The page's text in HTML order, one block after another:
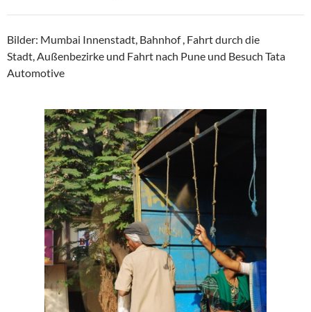
Bilder: Mumbai Innenstadt, Bahnhof , Fahrt durch die
Stadt,Außenbezirke und Fahrt nach Pune und Besuch Tata
Automotive